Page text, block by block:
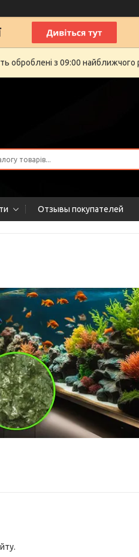
оброблені з 09:00 найближчого
Отзывы покупателей